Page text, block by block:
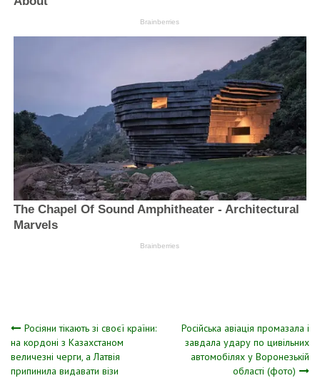
Навігація
записів
Росіяни тікають зі своєї країни:
на кордоні з Казахстаном
величезні черги, а Латвія
припинила видавати візи
Російська авіація промазала і
завдала удару по цивільних
автомобілях у Воронезькій
області (фото)